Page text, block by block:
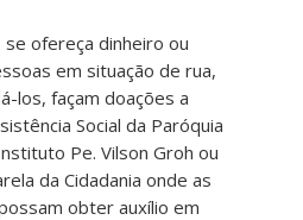
ofereça dinheiro ou
em situação de rua,
los, façam doações a
Social da Paróquia
Pe. Vilson Groh ou
da Cidadania onde as
obter auxílio em